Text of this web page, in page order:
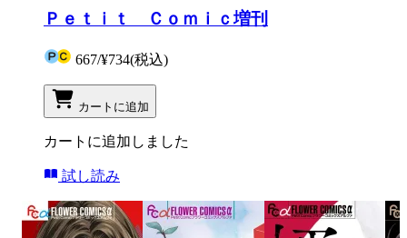
Ｐｅｔｉｔ Ｃｏｍｉｃ増刊
667/¥734(税込)
カートに追加
カートに追加しました
試し読み